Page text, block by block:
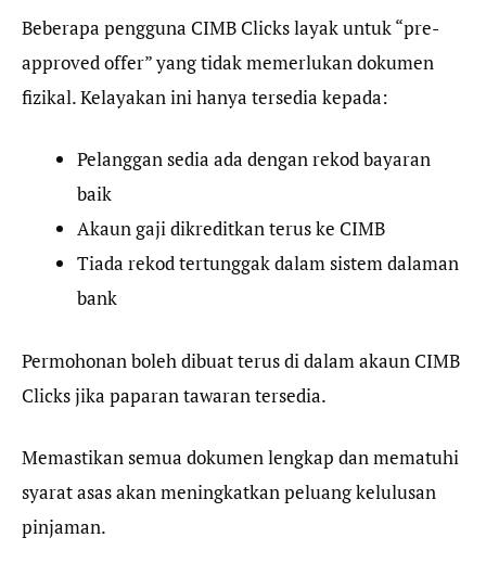
Beberapa pengguna CIMB Clicks layak untuk “pre-
approved offer” yang tidak memerlukan dokumen
fizikal. Kelayakan ini hanya tersedia kepada:
Pelanggan sedia ada dengan rekod bayaran
baik
Akaun gaji dikreditkan terus ke CIMB
Tiada rekod tertunggak dalam sistem dalaman
bank
Permohonan boleh dibuat terus di dalam akaun CIMB
Clicks jika paparan tawaran tersedia.
Memastikan semua dokumen lengkap dan mematuhi
syarat asas akan meningkatkan peluang kelulusan
pinjaman.